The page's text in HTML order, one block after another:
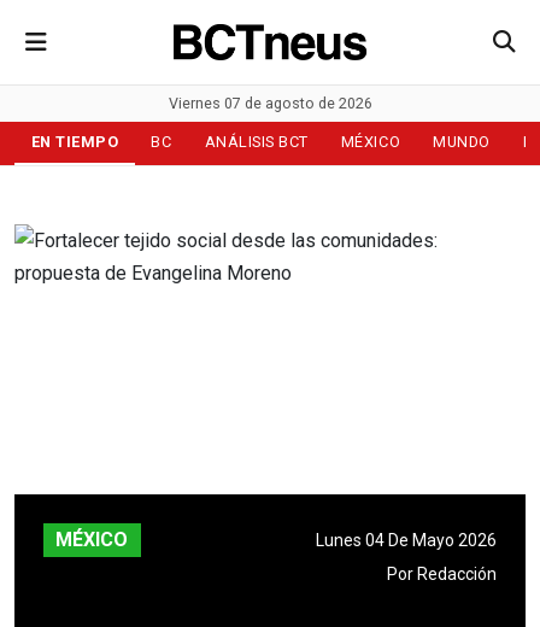
Viernes 07 de agosto de 2026
EN TIEMPO BC ANÁLISIS BCT MÉXICO MUNDO
MÉXICO
Lunes 04 De Mayo 2026
Por Redacción